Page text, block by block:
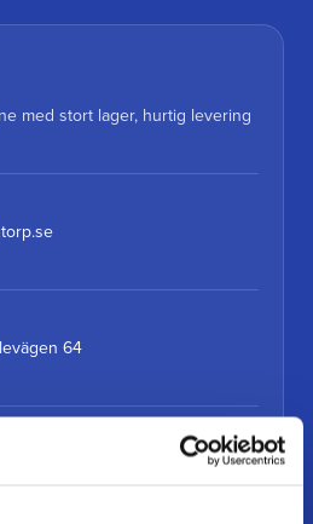
med stort lager, hurtig levering
64